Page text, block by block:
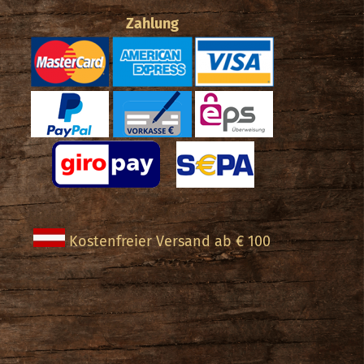
Zahlung
Kostenfreier Versand ab € 100